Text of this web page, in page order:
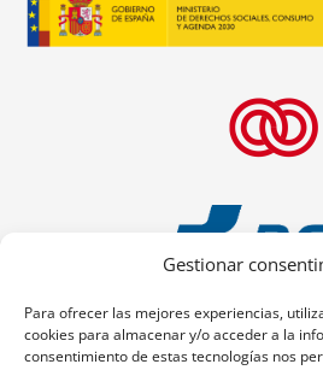
Gestionar
Para ofrecer las mejores experiencias,
cookies para almacenar y/o acceder a la
consentimiento de estas tecnologías nos